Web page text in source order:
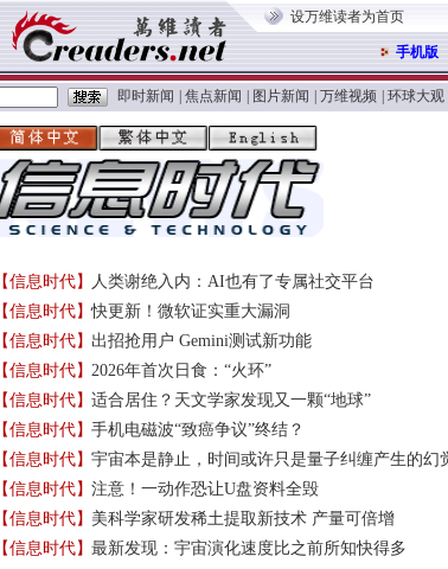
设万维读者为首页
手机版
即时新闻 焦点新闻 图片新闻 万维视频 环球大观
【信息时代】 人类谢绝入内：AI也有了专属社交平台
【信息时代】快更新！微软证实重大漏洞
【信息时代】出招抢用户 Gemini测试新功能
【信息时代】2026年首次日食：“火环”
【信息时代】适合居住？天文学家发现又一颗“地球”
【信息时代】手机电磁波“致癌争议”终结？
【信息时代】宇宙本是静止，时间或许只是量子纠缠产生的幻
【信息时代】注意！一动作恐让U盘资料全毁
【信息时代】美科学家研发稀土提取新技术 产量可倍增
【信息时代】最新发现：宇宙演化速度比之前所知快得多